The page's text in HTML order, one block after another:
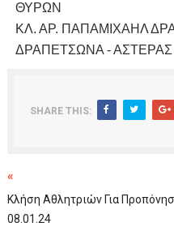
ΘΥΡΩΝ
ΚΛ. ΑΡ. ΠΑΠΑΜΙΧΑΗΛ
ΔΡΑΠΕΤΣΩΝΑ - ΑΣΤΕΡΑΣ
SHARE THIS:
«
Κλήση Αθλητριών Για
08.01.24